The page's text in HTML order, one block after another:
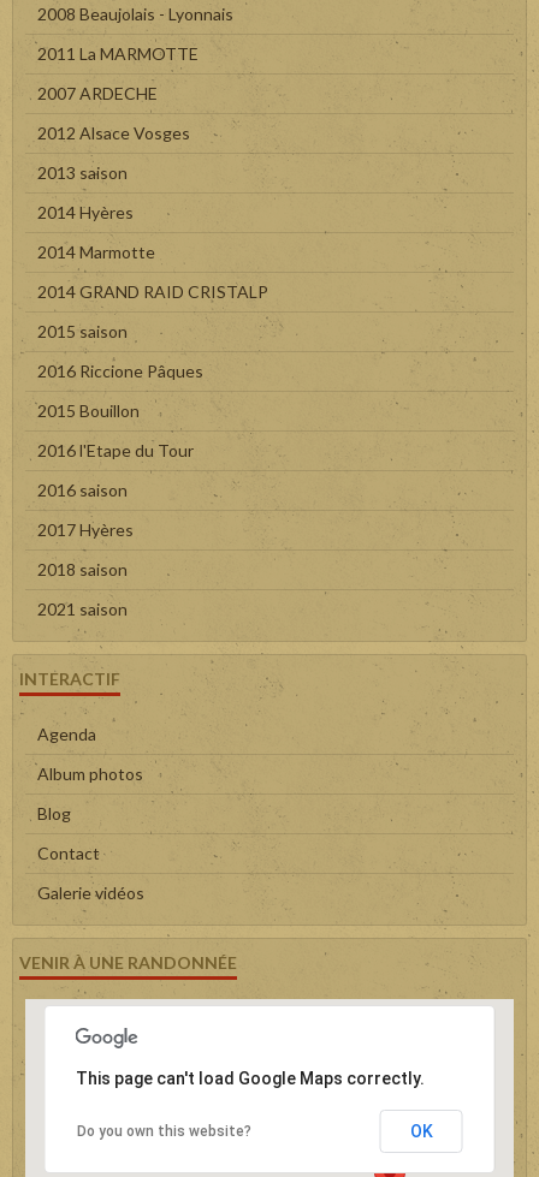
2008 Beaujolais - Lyonnais
2011 La MARMOTTE
2007 ARDECHE
2012 Alsace Vosges
2013 saison
2014 Hyères
2014 Marmotte
2014 GRAND RAID CRISTALP
2015 saison
2016 Riccione Pâques
2015 Bouillon
2016 l'Etape du Tour
2016 saison
2017 Hyères
2018 saison
2021 saison
INTERACTIF
Agenda
Album photos
Blog
Contact
Galerie vidéos
VENIR À UNE RANDONNÉE
This page can't load Google Maps correctly.
Do you own this website? OK